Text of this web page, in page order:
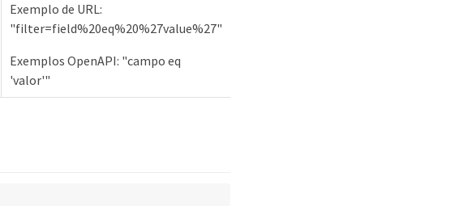
Exemplo de URL:
"filter=field%20eq%20%27value%27"
Exemplos OpenAPI: "campo eq
'valor'"